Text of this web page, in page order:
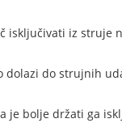
isključivati iz struje
dolazi do strujnih
je bolje držati ga